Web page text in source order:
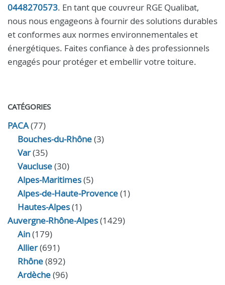
0448270573. En tant que couvreur RGE Qualibat,
nous nous engageons à fournir des solutions durables
et conformes aux normes environnementales et
énergétiques. Faites confiance à des professionnels
engagés pour protéger et embellir votre toiture.
CATÉGORIES
PACA(77)
Bouches-du-Rhône(3)
Var(35)
Vaucluse(30)
Alpes-Maritimes(5)
Alpes-de-Haute-Provence(1)
Hautes-Alpes(1)
Auvergne-Rhône-Alpes(1429)
Ain(179)
Allier(691)
Rhône(892)
Ardèche(96)